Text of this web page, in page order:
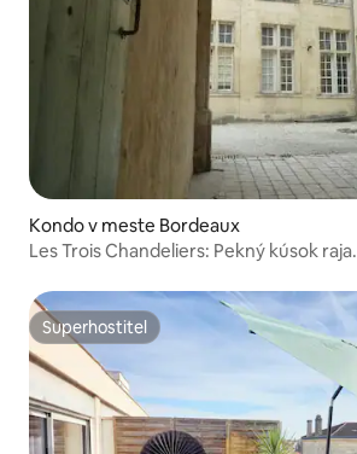
Kondo v meste Bordeaux
Les Trois Chandeliers: Pekný kúsok raja.
Superhostiteľ
Superhostiteľ